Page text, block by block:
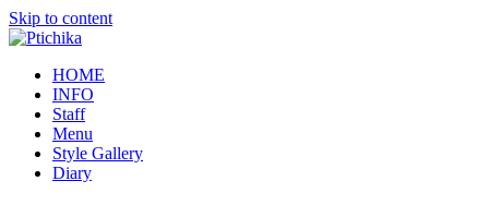
Skip to content
HOME
INFO
Staff
Menu
Style Gallery
Diary